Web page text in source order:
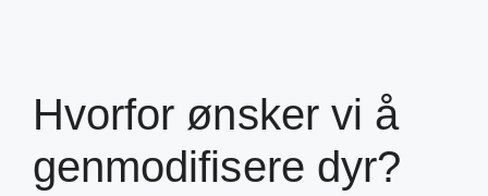
Hvorfor ønsker vi å
genmodifisere dyr?